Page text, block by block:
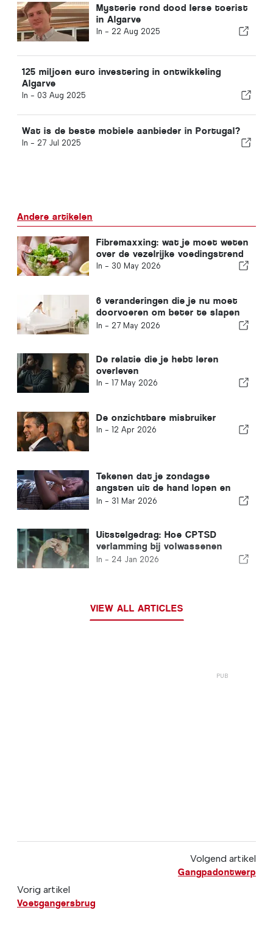
Mysterie rond dood Ierse toerist
in Algarve
In - 22 Aug 2025
125 miljoen euro investering in ontwikkeling
Algarve
In - 03 Aug 2025
Wat is de beste mobiele aanbieder in Portugal?
In - 27 Jul 2025
Andere artikelen
Fibremaxxing: wat je moet weten
over de vezelrijke voedingstrend
In - 30 May 2026
6 veranderingen die je nu moet
doorvoeren om beter te slapen
bij warm weer
In - 27 May 2026
De relatie die je hebt leren
overleven
In - 17 May 2026
De onzichtbare misbruiker
In - 12 Apr 2026
Tekenen dat je zondagse
angsten uit de hand lopen en
hoe je ze kunt bestrijden
In - 31 Mar 2026
Uitstelgedrag: Hoe CPTSD
verlamming bij volwassenen
vormgeeft
In - 24 Jan 2026
VIEW ALL ARTICLES
Volgend artikel
Gangpadontwerp
Vorig artikel
Voetgangersbrug